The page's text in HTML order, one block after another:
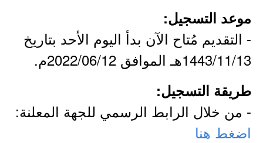
موعد التسجيل:
- التقديم مُتاح الآن بدأ اليوم الأحد بتاريخ
1443/11/13هـ الموافق 2022/06/12م.
طريقة التسجيل:
- من خلال الرابط الرسمي للجهة المعلنة:
اضغط هنا